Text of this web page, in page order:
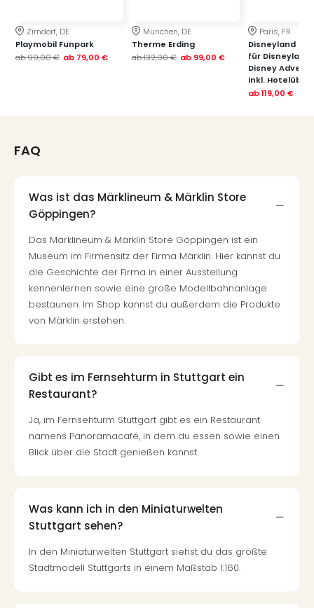
Zirndorf, DE
Playmobil Funpark
ab99,00 € ab 79,00 €
München, DE
Therme Erding
ab132,00 € ab 99,00 €
Paris, FR
Disneyland
für
Disney
inkl.
ab119,00 €
FAQ
Was ist das Märklineum & Märklin Store
Göppingen?
Das Märklineum & Märklin Store Göppingen ist ein
Museum im Firmensitz der Firma Märklin. Hier kannst du
die Geschichte der Firma in einer Ausstellung
kennenlernen sowie eine große Modellbahnanlage
bestaunen. Im Shop kannst du außerdem die Produkte
von Märklin erstehen.
Gibt es im Fernsehturm in Stuttgart ein
Restaurant?
Ja, im Fernsehturm Stuttgart gibt es ein Restaurant
namens Panoramacafé, in dem du essen sowie einen
Blick über die Stadt genießen kannst.
Was kann ich in den Miniaturwelten
Stuttgart sehen?
In den Miniaturwelten Stuttgart siehst du das größte
Stadtmodell Stuttgarts in einem Maßstab 1:160.